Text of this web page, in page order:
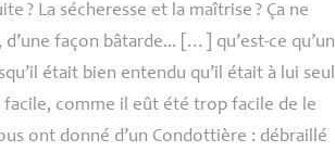
? La sécheresse et la maîtrise ? Ça ne
façon bâtarde... […] qu’est-ce qu’un
était bien entendu qu’il était à lui seul
facile, comme il eût été trop facile de le
ont donné d’un Condottière : débraillé